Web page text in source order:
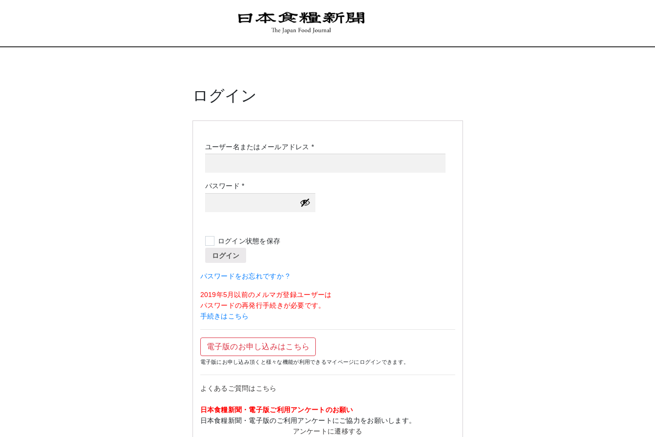
ログイン
ユーザー名またはメールアドレス *必
パスワード*必
須
ログイン状態を保存
ログイン
パスワードをお忘れですか ?
2019年5月以前のメルマガ登録ユーザーは
パスワードの再発行手続きが必要です。
手続きはこちら
電子版のお申し込みはこちら
電子版にお申し込み頂くと様々な機能が利用できるマイページにログインできます。
よくあるご質問はこちら
日本食糧新聞・電子版ご利用アンケートのお願い
日本食糧新聞・電子版のご利用アンケートにご協力をお願いします。
アンケートに遷移する